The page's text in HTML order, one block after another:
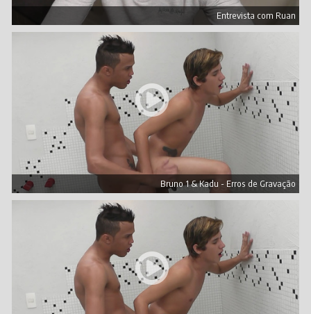
Entrevista com Ruan
Bruno 1 & Kadu - Erros de Gravação